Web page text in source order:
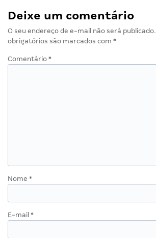
Deixe um comentário
O seu endereço de e-mail não será publicado.
obrigatórios são marcados com *
Comentário *
Nome *
E-mail *